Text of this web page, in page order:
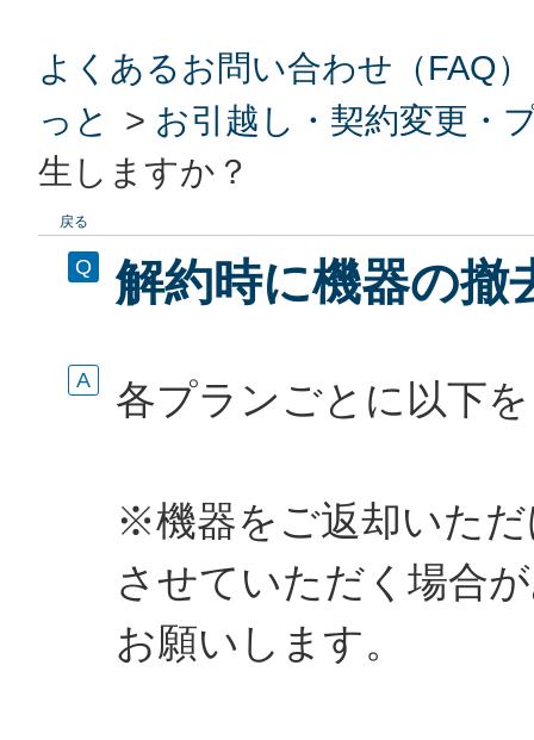
よくあるお問い合わせ（FAQ）
っと
> お引越し・契約変更・
生しますか？
戻る
解約時に機器の撤
各プランごとに以下
※機器をご返却いた
させていただく場合
お願いします。